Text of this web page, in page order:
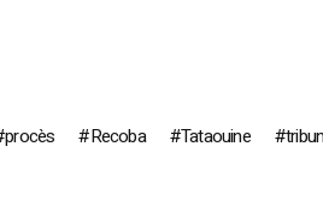
procès Recoba Tataouine